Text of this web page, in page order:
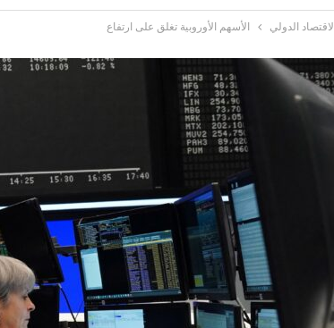
الاقتصاد الدولي الأسهم الأوروبية تغلق على ارتفاع